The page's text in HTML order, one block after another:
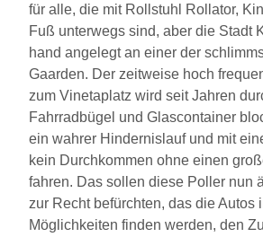
für alle, die mit Rollstuhl Rollator,
Fuß unterwegs sind, aber die Stadt
hand angelegt an einer der
Gaarden. Der zeitweise hoch
zum Vinetaplatz wird seit Jahren
Fahrradbügel und Glascontainer
ein wahrer Hindernislauf und mit
kein Durchkommen ohne einen
fahren. Das sollen diese Poller nun
zur Recht befürchten, das die Autos
Möglichkeiten finden werden, den